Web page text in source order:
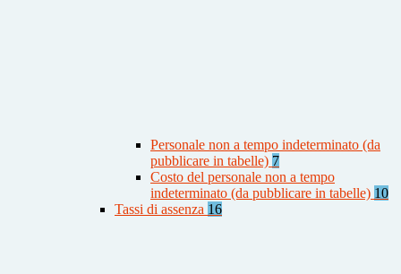
Personale non a tempo indeterminato (da
pubblicare in tabelle) 7
Costo del personale non a tempo
indeterminato (da pubblicare in tabelle) 10
Tassi di assenza 16